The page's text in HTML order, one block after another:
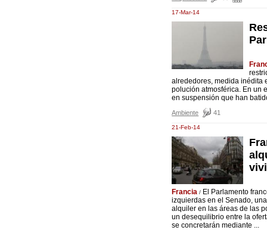
17-Mar-14
alrededores, medida inédita
polución atmosférica. En un
en suspensión que han
Ambiente 41
21-Feb-14
Francia / El Parlamento
izquierdas en el Senado,
alquiler en las áreas de las
un desequilibrio entre la
se concretarán mediante ...